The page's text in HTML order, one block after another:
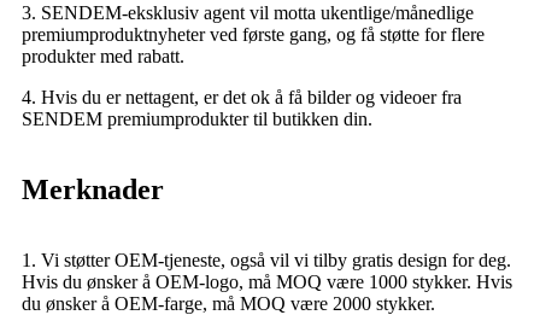
3. SENDEM-eksklusiv agent vil motta ukentlige/månedlige
premiumproduktnyheter ved første gang, og få støtte for flere
produkter med rabatt.
4. Hvis du er nettagent, er det ok å få bilder og videoer fra
SENDEM premiumprodukter til butikken din.
Merknader
1. Vi støtter OEM-tjeneste, også vil vi tilby gratis design for deg.
Hvis du ønsker å OEM-logo, må MOQ være 1000 stykker. Hvis
du ønsker å OEM-farge, må MOQ være 2000 stykker.